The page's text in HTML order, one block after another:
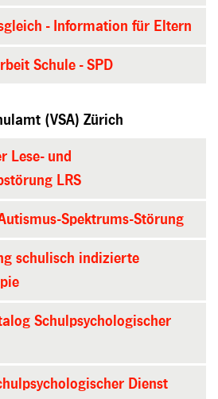
- Information für Eltern
Schule - SPD
(VSA) Zürich
Lese- und
LRS
Spektrums-Störung
schulisch indizierte
Schulpsychologischer
Dienst